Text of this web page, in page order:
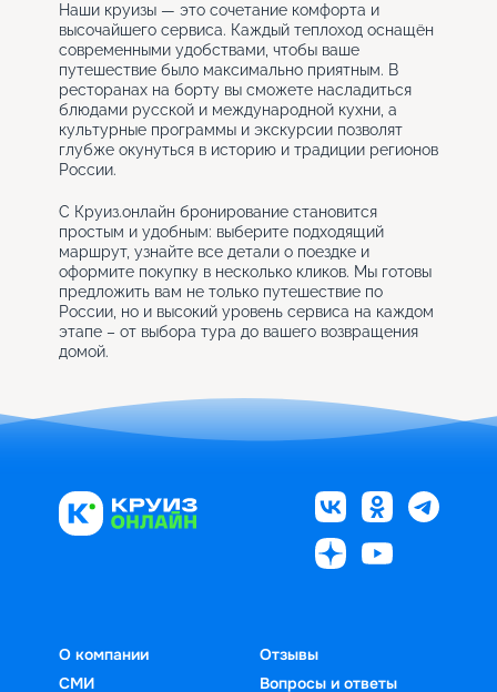
Наши круизы — это сочетание комфорта и
высочайшего сервиса. Каждый теплоход оснащён
современными удобствами, чтобы ваше
путешествие было максимально приятным. В
ресторанах на борту вы сможете насладиться
блюдами русской и международной кухни, а
культурные программы и экскурсии позволят
глубже окунуться в историю и традиции регионов
России.
С Круиз.онлайн бронирование становится
простым и удобным: выберите подходящий
маршрут, узнайте все детали о поездке и
оформите покупку в несколько кликов. Мы готовы
предложить вам не только путешествие по
России, но и высокий уровень сервиса на каждом
этапе – от выбора тура до вашего возвращения
домой.
О компании
СМИ
Отзывы
Вопросы и ответы